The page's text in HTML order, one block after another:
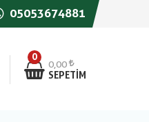
05053674881
0
0,00
SEPETIM